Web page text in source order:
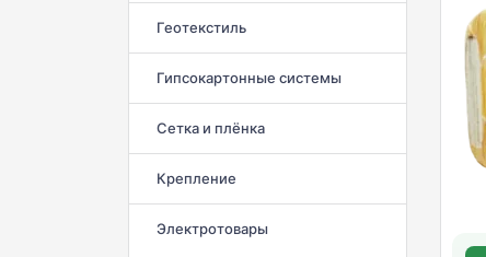
Геотекстиль
Гипсокартонные системы
Сетка и плёнка
Крепление
Электротовары